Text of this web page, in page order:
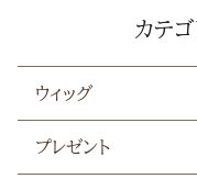
カテ
ウィッグ
プレゼント